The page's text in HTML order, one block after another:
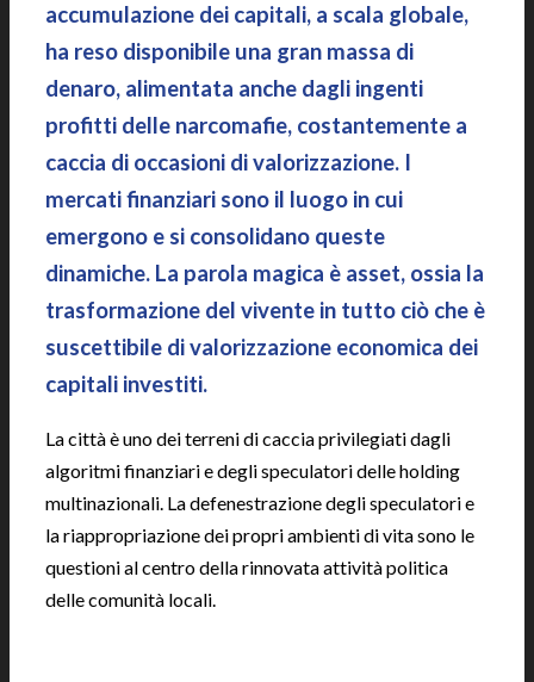
accumulazione dei capitali, a scala globale,
ha reso disponibile una gran massa di
denaro, alimentata anche dagli ingenti
profitti delle narcomafie, costantemente a
caccia di occasioni di valorizzazione. I
mercati finanziari sono il luogo in cui
emergono e si consolidano queste
dinamiche. La parola magica è asset, ossia la
trasformazione del vivente in tutto ciò che è
suscettibile di valorizzazione economica dei
capitali investiti.
La città è uno dei terreni di caccia privilegiati dagli
algoritmi finanziari e degli speculatori delle holding
multinazionali. La defenestrazione degli speculatori e
la riappropriazione dei propri ambienti di vita sono le
questioni al centro della rinnovata attività politica
delle comunità locali.